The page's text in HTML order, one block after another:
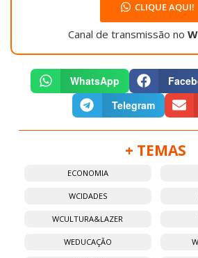
CLIQUE AQUI!
Canal de transmissão no
WhatsApp
Telegram
+ TEMAS
ECONOMIA
WCIDADES
WCULTURA&LAZER
WEDUCAÇÃO